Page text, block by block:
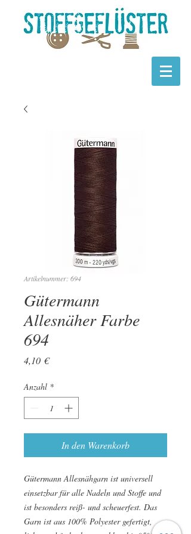
Artikelnummer: 694
Gütermann
Allesnäher Farbe
694
4,10 €Preis
Anzahl *
In den Warenkorb
Gütermann Allesnähgarn ist universell
einsetzbar für alle Nadeln und Stoffe und
ist besonders reiß- und scheuerfest. Das
Garn ist aus 100% Polyester gefertigt,